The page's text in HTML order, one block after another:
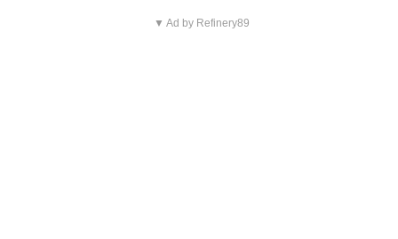
▼ Ad by Refinery89